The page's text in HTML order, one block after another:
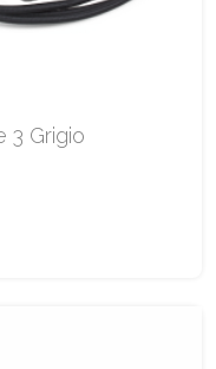
3 Grigio